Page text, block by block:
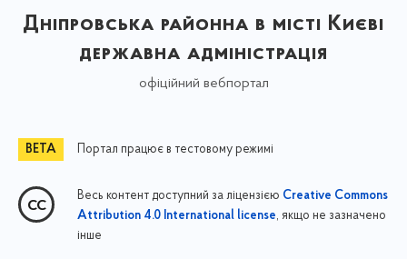
Дніпровська районна в місті Києві
державна адміністрація
офіційний вебпортал
Портал працює в тестовому режимі
Весь контент доступний за ліцензією Creative Commons
Attribution 4.0 International license, якщо не зазначено
інше